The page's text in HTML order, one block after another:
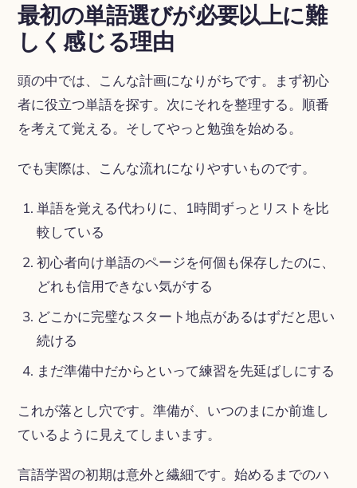
最初の単語選びが必要以上に難
しく感じる理由
頭の中では、こんな計画になりがちです。まず初心
者に役立つ単語を探す。次にそれを整理する。順番
を考えて覚える。そしてやっと勉強を始める。
でも実際は、こんな流れになりやすいものです。
単語を覚える代わりに、1時間ずっとリストを比
較している
初心者向け単語のページを何個も保存したのに、
どれも信用できない気がする
どこかに完璧なスタート地点があるはずだと思い
続ける
まだ準備中だからといって練習を先延ばしにする
これが落とし穴です。準備が、いつのまにか前進し
ているように見えてしまいます。
言語学習の初期は意外と繊細です。始めるまでのハ